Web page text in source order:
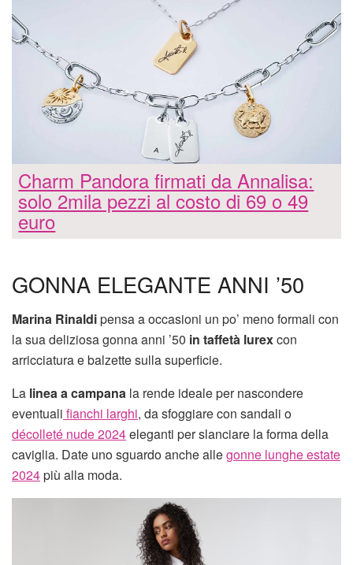
Charm Pandora firmati da Annalisa:
solo 2mila pezzi al costo di 69 o 49
euro
GONNA ELEGANTE ANNI ’50
Marina Rinaldipensa a occasioni un po’ meno formali con
la sua deliziosa gonna anni ’50 in taffetà lurexcon
arricciatura e balzette sulla superficie.
La linea a campana la rende ideale per nascondere
eventuali fianchi larghi, da sfoggiare con sandali o
décolleté nude 2024eleganti per slanciare la forma della
caviglia. Date uno sguardo anche allegonne lunghe estate
2024più alla moda.